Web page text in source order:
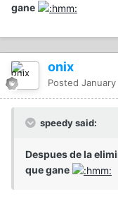
gane
onix
Posted
speedy said:
Despues de la
que gane